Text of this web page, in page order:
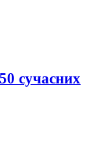
сучасних